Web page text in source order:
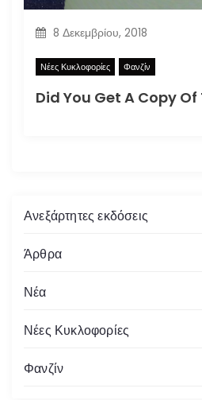
8 Δεκεμβρίου, 2018
Νέες Κυκλοφορίες Φανζίν
Ανεξάρτητες εκδόσεις
Άρθρα
Νέα
Νέες Κυκλοφορίες
Φανζίν